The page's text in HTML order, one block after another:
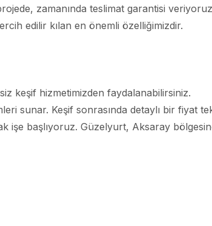
zamanında teslimat garantisi
edilir kılan en önemli özelliğimizdir.
keşif hizmetimizden faydalanabilirsiniz.
sunar. Keşif sonrasında detaylı bir fiyat
işe başlıyoruz. Güzelyurt, Aksaray